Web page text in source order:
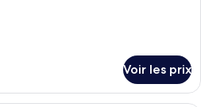
Voir les prix